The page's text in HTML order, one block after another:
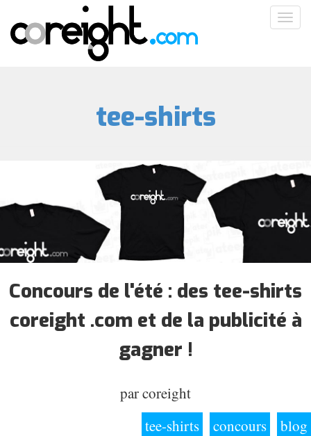
contenu
principal
tee-shirts
Concours de l'été : des tee-shirts
coreight .com et de la publicité à
gagner !
parcoreight
tee-shirts
concours blog